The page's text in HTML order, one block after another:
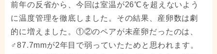
前年の反省から、今回は室温が26℃を超えないよう
に温度管理を徹底しました。その結果、産卵数は劇
的に増えました。①②のペアが未産卵だったのは、
♂87.7mmが2年目で弱っていたためと思われます。